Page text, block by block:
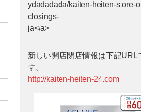
ydadadada/kaiten-heiten-store-
closings-
ja</a>
新しい開店閉店情報は下記URL
す。
http://kaiten-heiten-24.com